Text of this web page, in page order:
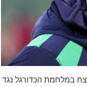
במלחמת הכדורגל נגד